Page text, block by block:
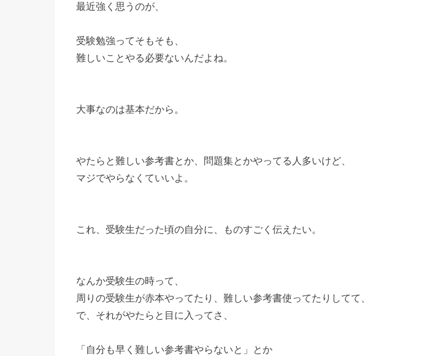
最近強く思うのが、
受験勉強ってそもそも、
難しいことやる必要ないんだよね。
大事なのは基本だから。
やたらと難しい参考書とか、問題集とかやってる人多いけど、
マジでやらなくていいよ。
これ、受験生だった頃の自分に、ものすごく伝えたい。
なんか受験生の時って、
周りの受験生が赤本やってたり、難しい参考書使ってたりしてて、
で、それがやたらと目に入ってさ、
「自分も早く難しい参考書やらないと」とか